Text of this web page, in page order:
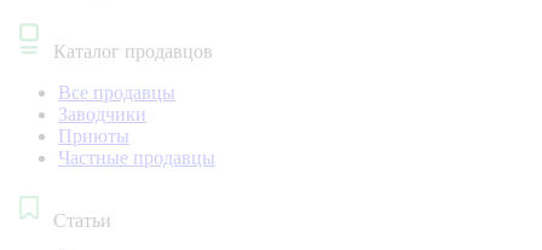
Каталог продавцов
Все продавцы
Заводчики
Приюты
Частные продавцы
Статьи